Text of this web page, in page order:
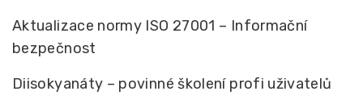
Aktualizace normy ISO 27001 – Informační
bezpečnost
Diisokyanáty – povinné školení profi uživatelů